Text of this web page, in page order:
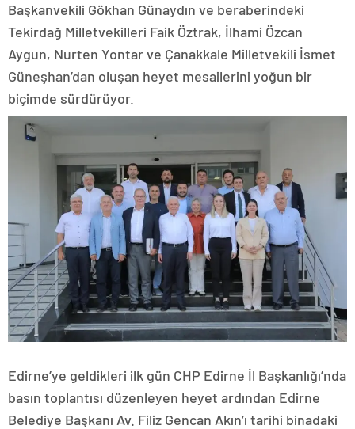
Başkanvekili Gökhan Günaydın ve beraberindeki
Tekirdağ Milletvekilleri Faik Öztrak, İlhami Özcan
Aygun, Nurten Yontar ve Çanakkale Milletvekili İsmet
Güneşhan’dan oluşan heyet mesailerini yoğun bir
biçimde sürdürüyor.
Edirne’ye geldikleri ilk gün CHP Edirne İl Başkanlığı’nda
basın toplantısı düzenleyen heyet ardından Edirne
Belediye Başkanı Av. Filiz Gencan Akın’ı tarihi binadaki